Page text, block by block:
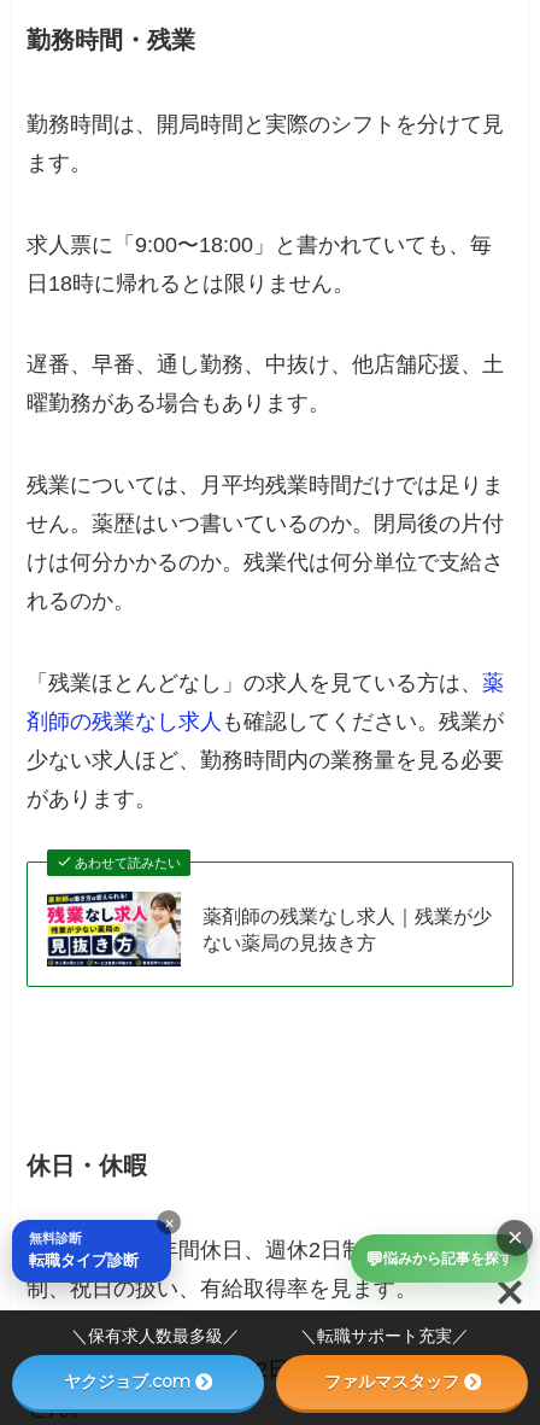
勤務時間・残業
勤務時間は、開局時間と実際のシフトを分けて見
ます。
求人票に「9:00〜18:00」と書かれていても、毎
日18時に帰れるとは限りません。
遅番、早番、通し勤務、中抜け、他店舗応援、土
曜勤務がある場合もあります。
残業については、月平均残業時間だけでは足りま
せん。薬歴はいつ書いているのか。閉局後の片付
けは何分かかるのか。残業代は何分単位で支給さ
れるのか。
「残業ほとんどなし」の求人を見ている方は、薬
剤師の残業なし求人 も確認してください。残業が
少ない求人ほど、勤務時間内の業務量を見る必要
があります。
あわせて読みたい
薬剤師の残業なし求人｜残業が少
ない薬局の見抜き方
休日・休暇
休日欄では、年間休日、週休2日制、完全週休2日
制、祝日の扱い、有給取得率を見ます。
「週休2日制」は、毎週2日休める制度ではありま
せん。
💬悩みから記事を探す
×
×
無料診断
転職タイプ診断
＼保有求人数最多級／ ＼転職サポート充実／
ヤクジョブ.com ファルマスタッフ